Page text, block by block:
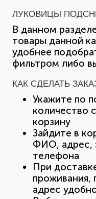
ЛУКОВИЦЫ
В данном
товары данной
удобнее
фильтром либо
КАК СДЕЛАТЬ
Укажите по
количество
корзину
Зайдите в
ФИО, адрес,
телефона
При
проживания,
адрес